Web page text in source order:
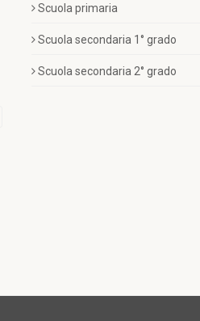
Scuola primaria
Scuola secondaria 1° grado
Scuola secondaria 2° grado